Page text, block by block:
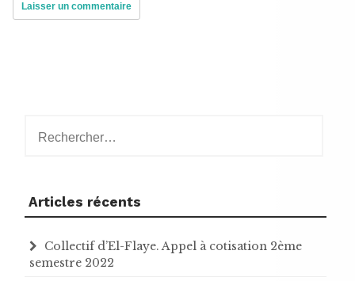
Articles récents
Collectif d’El-Flaye. Appel à cotisation 2ème
semestre 2022